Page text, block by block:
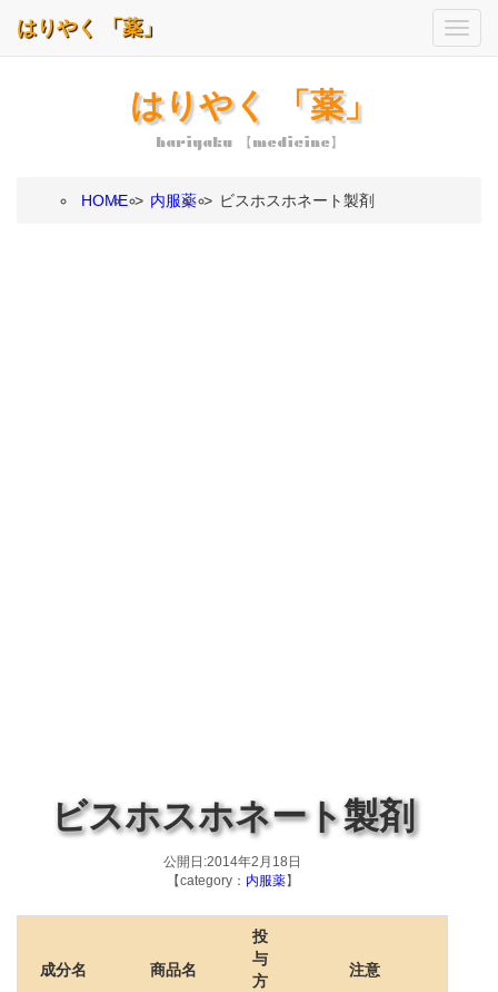
はりやく 「薬」
hariyaku 【medicine】
はりやく 「薬」
HOME > 内服薬 > ビスホスホネート製剤
ビスホスホネート製剤
公開日:2014年2月18日
【category： 内服薬】
成分名 商品名
投
与
方
注意